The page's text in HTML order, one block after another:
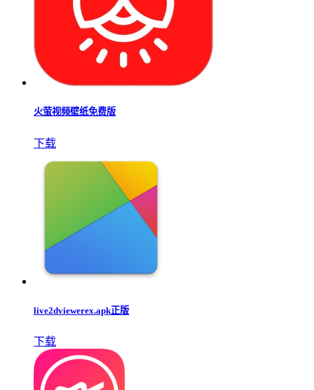
火萤视频壁纸免费版
下载
live2dviewerex.apk正版
下载